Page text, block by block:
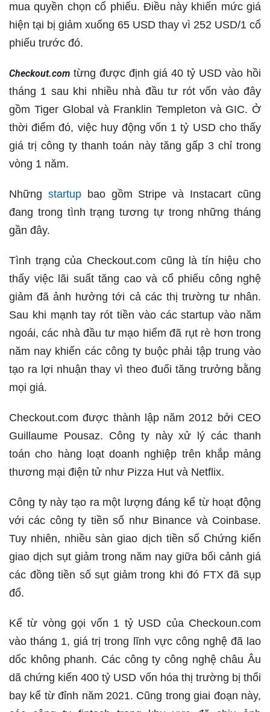
mua quyền chọn cổ phiếu. Điều này khiến mức giá
hiện tại bị giảm xuống 65 USD thay vì 252 USD/1 cổ
phiếu trước đó.
Checkout.com từng được định giá 40 tỷ USD vào hồi
tháng 1 sau khi nhiều nhà đầu tư rót vốn vào đây
gồm Tiger Global và Franklin Templeton và GIC. Ở
thời điểm đó, việc huy động vốn 1 tỷ USD cho thấy
giá trị công ty thanh toán này tăng gấp 3 chỉ trong
vòng 1 năm.
Những startupbao gồm Stripe và Instacart cũng
đang trong tình trạng tương tự trong những tháng
gần đây.
Tình trạng của Checkout.com cũng là tín hiệu cho
thấy việc lãi suất tăng cao và cổ phiếu công nghệ
giảm đã ảnh hưởng tới cả các thị trường tư nhân.
Sau khi mạnh tay rót tiền vào các startup vào năm
ngoái, các nhà đầu tư mạo hiểm đã rụt rè hơn trong
năm nay khiến các công ty buộc phải tập trung vào
tạo ra lợi nhuận thay vì theo đuổi tăng trưởng bằng
mọi giá.
Checkout.com được thành lập năm 2012 bởi CEO
Guillaume Pousaz. Công ty này xử lý các thanh
toán cho hàng loạt doanh nghiệp trên khắp mảng
thương mại điện tử như Pizza Hut và Netflix.
Công ty này tạo ra một lượng đáng kể từ hoạt động
với các công ty tiền số như Binance và Coinbase.
Tuy nhiên, nhiều sàn giao dịch tiền số Chứng kiến
giao dịch sụt giảm trong năm nay giữa bối cảnh giá
các đồng tiền số sụt giảm trong khi đó FTX đã sụp
đổ.
Kể từ vòng gọi vốn 1 tỷ USD của Checkoun.com
vào tháng 1, giá trị trong lĩnh vực công nghệ đã lao
dốc không phanh. Các công ty công nghệ châu Âu
dã chứng kiến 400 tỷ USD vốn hóa thị trường bị thổi
bay kể từ đỉnh năm 2021. Cũng trong giai đoạn này,